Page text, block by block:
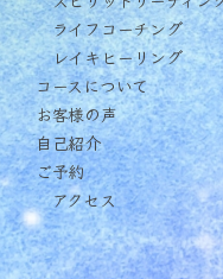
ライフコーチング
レイキヒーリング
コースについて
お客様の声
自己紹介
ご予約
アクセス